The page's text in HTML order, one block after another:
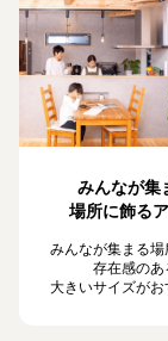
みんなが集
場所に飾る
みんなが集まる場
存在感のあ
大きいサイズがお